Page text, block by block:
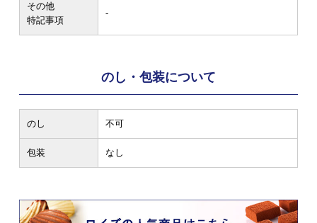
その他
特記事項
-
のし・包装について
のし 不可
包装 なし